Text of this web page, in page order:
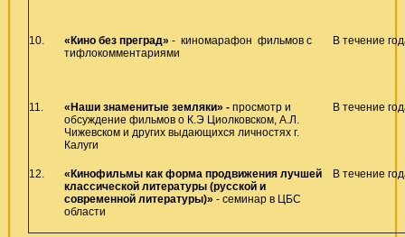
10. «Кино без преград» - киномарафон фильмов с
тифлокомментариями
В течение
11. «Наши знаменитые земляки» - просмотр и
обсуждение фильмов о К.Э Циолковском, А.Л.
Чижевском и других выдающихся личностях г.
Калуги
В течение
12.
«Кинофильмы как форма продвижения лучшей
классической литературы (русской и
современной литературы)» - семинар в ЦБС
области
В течение